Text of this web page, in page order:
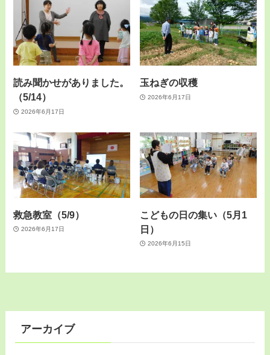
読み聞かせがありました。
（5/14）
2026年6月17日
玉ねぎの収穫
2026年6月17日
救急教室（5/9）
2026年6月17日
こどもの日の集い（5月1
日）
2026年6月15日
アーカイブ